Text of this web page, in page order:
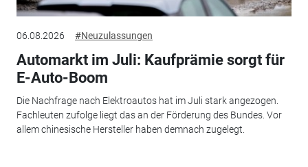
06.08.2026 #Neuzulassungen
Automarkt im Juli: Kaufprämie sorgt für
E-Auto-Boom
Die Nachfrage nach Elektroautos hat im Juli stark angezogen.
Fachleuten zufolge liegt das an der Förderung des Bundes. Vor
allem chinesische Hersteller haben demnach zugelegt.